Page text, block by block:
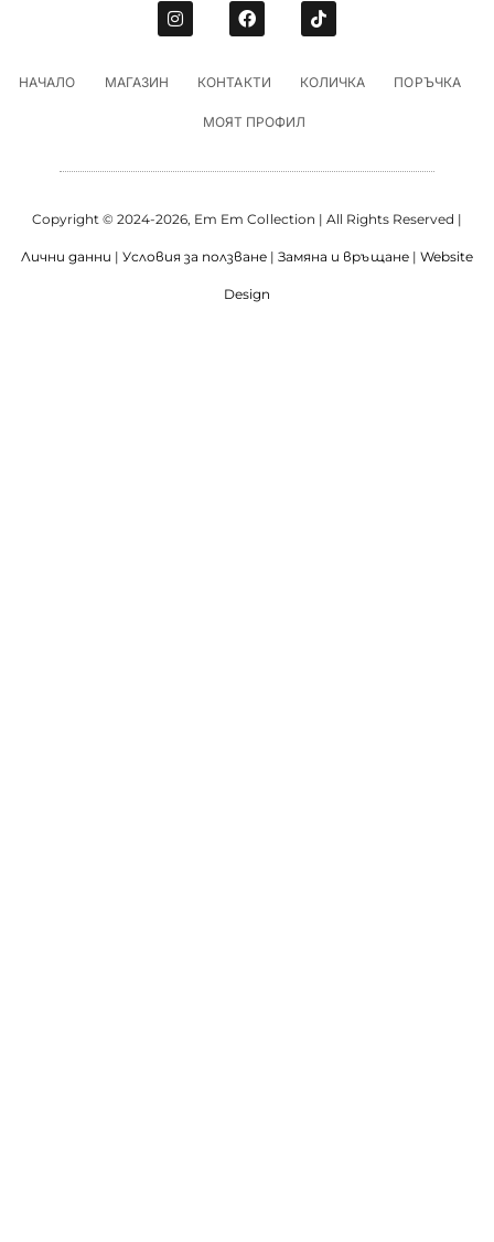
НАЧАЛО МАГАЗИН КОНТАКТИ КОЛИЧКА ПОРЪЧКА
МОЯТ ПРОФИЛ
Copyright © 2024-2026, Em Em Collection | All Rights Reserved |
Лични данни |Условия за ползване |Замяна и връщане| Website
Design